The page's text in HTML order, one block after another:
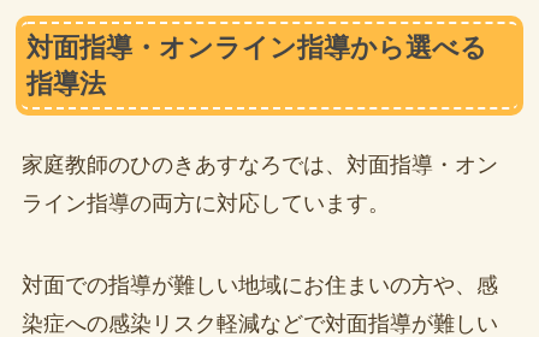
対面指導・オンライン指導から選べる
指導法
家庭教師のひのきあすなろでは、対面指導・オン
ライン指導の両方に対応しています。
対面での指導が難しい地域にお住まいの方や、感
染症への感染リスク軽減などで対面指導が難しい